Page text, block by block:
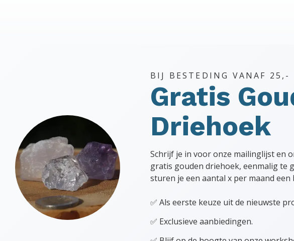
BIJ BESTEDING VANAF 25,-
Gratis
Driehoek
Schrijf je in voor onze mailinglijst en
gratis gouden driehoek, eenmalig te
sturen je een aantal x per maand een
✅ Als eerste keuze uit de nieuwste
✅ Exclusieve aanbiedingen.